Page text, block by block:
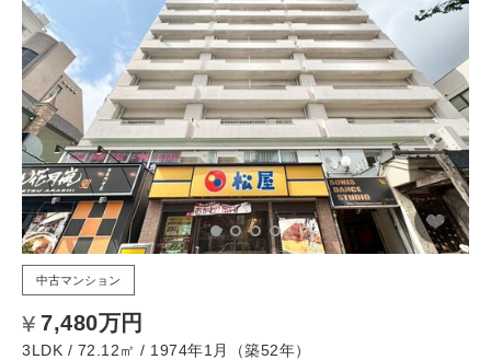
中古マンション
7,480万円
3LDK / 72.12㎡ / 1974年1月（築52年）